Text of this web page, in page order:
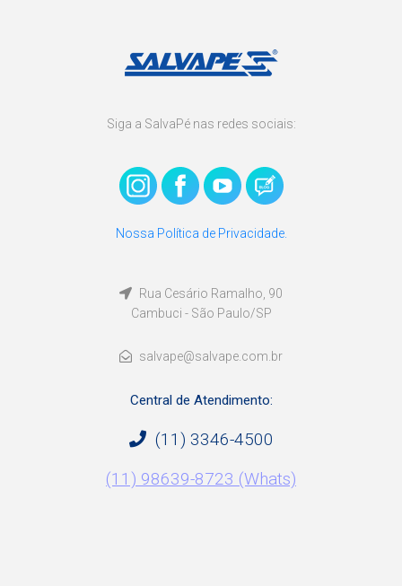
Siga a SalvaPé nas redes sociais:
Nossa Política de Privacidade.
Rua Cesário Ramalho, 90
Cambuci - São Paulo/SP
salvape@salvape.com.br
Central de Atendimento:
(11) 3346-4500
(11) 98639-8723 (Whats)